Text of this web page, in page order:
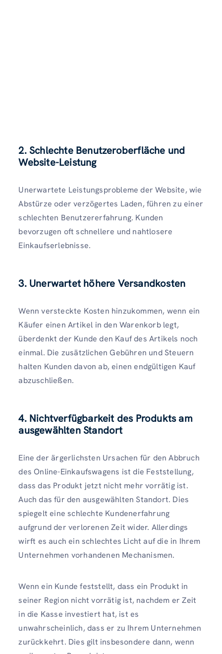
2. Schlechte Benutzeroberfläche und
Website-Leistung
Unerwartete Leistungsprobleme der Website, wie
Abstürze oder verzögertes Laden, führen zu einer
schlechten Benutzererfahrung. Kunden
bevorzugen oft schnellere und nahtlosere
Einkaufserlebnisse.
3. Unerwartet höhere Versandkosten
Wenn versteckte Kosten hinzukommen, wenn ein
Käufer einen Artikel in den Warenkorb legt,
überdenkt der Kunde den Kauf des Artikels noch
einmal. Die zusätzlichen Gebühren und Steuern
halten Kunden davon ab, einen endgültigen Kauf
abzuschließen.
4. Nichtverfügbarkeit des Produkts am
ausgewählten Standort
Eine der ärgerlichsten Ursachen für den Abbruch
des Online-Einkaufswagens ist die Feststellung,
dass das Produkt jetzt nicht mehr vorrätig ist.
Auch das für den ausgewählten Standort. Dies
spiegelt eine schlechte Kundenerfahrung
aufgrund der verlorenen Zeit wider. Allerdings
wirft es auch ein schlechtes Licht auf die in Ihrem
Unternehmen vorhandenen Mechanismen.
Wenn ein Kunde feststellt, dass ein Produkt in
seiner Region nicht vorrätig ist, nachdem er Zeit
in die Kasse investiert hat, ist es
unwahrscheinlich, dass er zu Ihrem Unternehmen
zurückkehrt. Dies gilt insbesondere dann, wenn